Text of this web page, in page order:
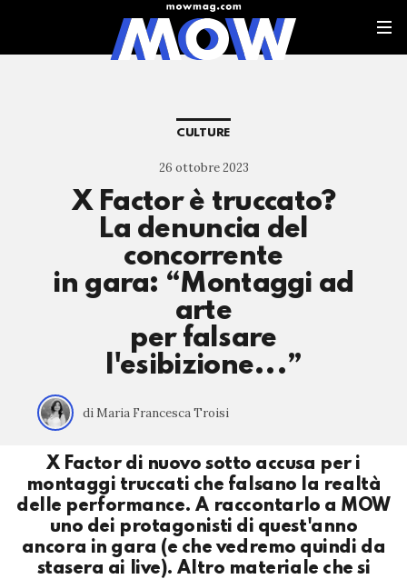
CULTURE
26 ottobre 2023
X Factor è truccato?
La denuncia del
concorrente
in gara: “Montaggi ad
arte
per falsare
l'esibizione...”
di Maria Francesca Troisi
X Factor di nuovo sotto accusa per i
montaggi truccati che falsano la realtà
delle performance. A raccontarlo a MOW
uno dei protagonisti di quest'anno
ancora in gara (e che vedremo quindi da
stasera ai live). Altro materiale che si